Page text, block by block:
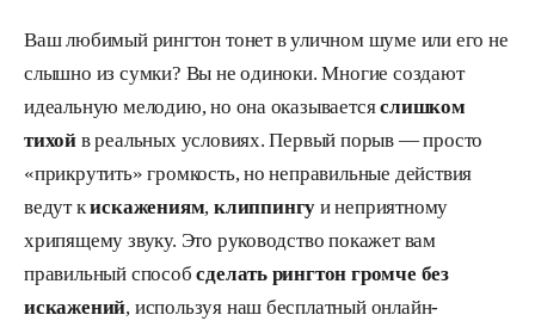
Ваш любимый рингтон тонет в уличном шуме или его не
слышно из сумки? Вы не одиноки. Многие создают
идеальную мелодию, но она оказываетсяслишком
тихойв реальных условиях. Первый порыв — просто
«прикрутить» громкость, но неправильные действия
ведут кискажениям, клиппингу и неприятному
хрипящему звуку. Это руководство покажет вам
правильный способсделать рингтон громче без
искажений, используя наш бесплатный онлайн-